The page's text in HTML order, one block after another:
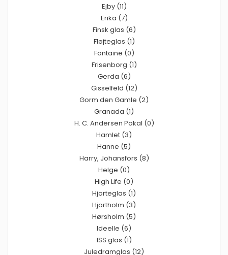
Ejby (11)
Erika (7)
Finsk glas (6)
Fløjteglas (1)
Fontaine (0)
Frisenborg (1)
Gerda (6)
Gisselfeld (12)
Gorm den Gamle (2)
Granada (1)
H. C. Andersen Pokal (0)
Hamlet (3)
Hanne (5)
Harry, Johansfors (8)
Helge (0)
High Life (0)
Hjorteglas (1)
Hjortholm (3)
Hørsholm (5)
Ideelle (6)
ISS glas (1)
Juledramglas (12)